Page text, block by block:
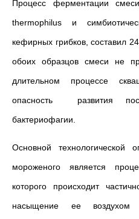
Процесс ферментации
thermophilus и
кефирных грибков, составил
обоих образцов смеси не
длительном процессе
опасность развития
бактериофагии.
Основной технологической
мороженого является
которого происходит
насыщение ее